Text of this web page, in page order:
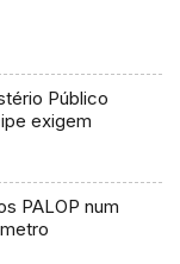
Público
exigem
PALOP num